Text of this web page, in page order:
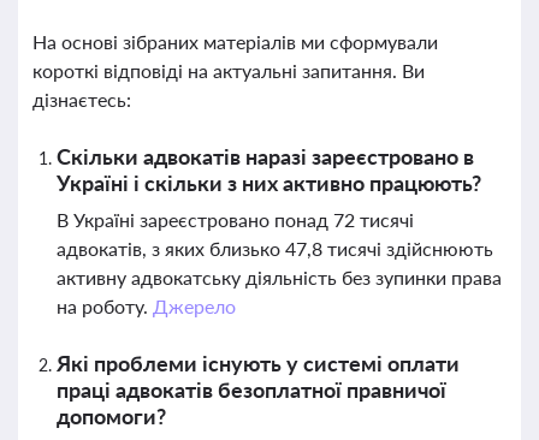
На основі зібраних матеріалів ми сформували
короткі відповіді на актуальні запитання. Ви
дізнаєтесь:
Скільки адвокатів наразі зареєстровано в
Україні і скільки з них активно працюють?
В Україні зареєстровано понад 72 тисячі
адвокатів, з яких близько 47,8 тисячі здійснюють
активну адвокатську діяльність без зупинки права
на роботу. Джерело
Які проблеми існують у системі оплати
праці адвокатів безоплатної правничої
допомоги?